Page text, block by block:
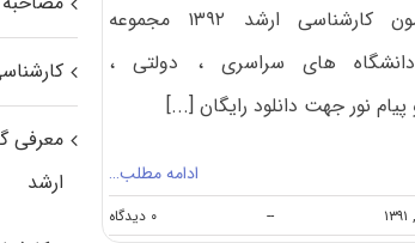
سوالات آزمون کارشناسی ارشد ۱۳۹۲ مجموعه
دانشگاه های سراسری ، دولتی ،
پیام نور جهت دانلود رایگان [...]
ادامه مطلب…
-- ۰ دیدگاه
on
دانلود
معرفی
ارشد